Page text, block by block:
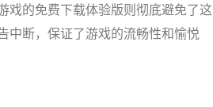
戏的免费下载体验版则彻底避免了这
中断，保证了游戏的流畅性和愉悦